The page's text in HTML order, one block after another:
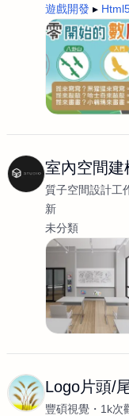
遊戲開發
室內空間建
質子空間設計工
新
未分類
Logo片頭/
豐碩視覺 1k次